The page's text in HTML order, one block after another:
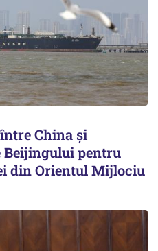
China și
Beijingului pentru
din Orientul Mijlociu